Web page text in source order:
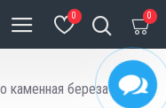
0 0
каменная береза